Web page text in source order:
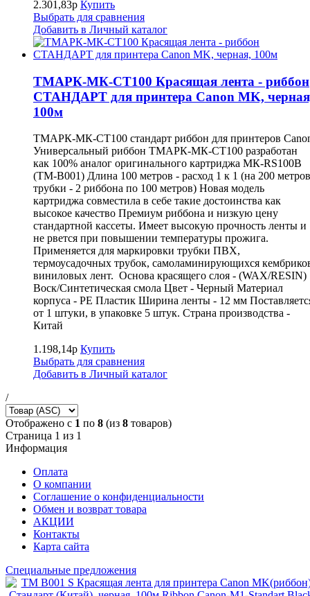
2.301,83р Купить
Выбрать для сравнения
Добавить в Личный каталог
ТМАРК-МК-СТ100 Красящая лента - риббон
СТАНДАРТ для принтера Canon MK,
100м
ТМАРК-МК-СТ100 стандарт риббон для принтеров
Универсальный риббон ТМАРК-МК-СТ100 разработан
как 100% аналог оригинального картриджа МК-RS100B
(TM-B001) Длина 100 метров - расход 1 к 1 (на 200 метров
трубки - 2 риббона по 100 метров) Новая модель
картриджа совместила в себе такие достоинства как
высокое качество Премиум риббона и низкую цену
стандартной кассеты. Имеет высокую прочность ленты и
не рвется при повышении температуры прожига.
Применяется для маркировки трубки ПВХ,
термоусадочных трубок, самоламинирующихся
виниловых лент. Основа красящего слоя - (WAX/RESIN)
Воск/Синтетическая смола Цвет - Черный Материал
корпуса - PE Пластик Ширина ленты - 12 мм
от 1 штуки, в упаковке 5 штук. Страна производства -
Китай
1.198,14р Купить
Выбрать для сравнения
Добавить в Личный каталог
/
Отображено с 1 по 8 (из 8 товаров)
Страница 1 из 1
Информация
Оплата
О компании
Соглашение о конфиденциальности
Обмен и возврат товара
АКЦИИ
Контакты
Карта сайта
Специальные предложения